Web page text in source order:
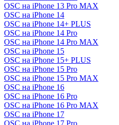
OSC на iPhone 13 Pro MAX
OSC на iPhone 14
OSC на iPhone 14+ PLUS
OSC на iPhone 14 Pro
OSC на iPhone 14 Pro MAX
OSC на iPhone 15
OSC на iPhone 15+ PLUS
OSC на iPhone 15 Pro
OSC на iPhone 15 Pro MAX
OSC на iPhone 16
OSC на iPhone 16 Pro
OSC на iPhone 16 Pro MAX
OSC на iPhone 17
OSC на iPhone 17 Pro